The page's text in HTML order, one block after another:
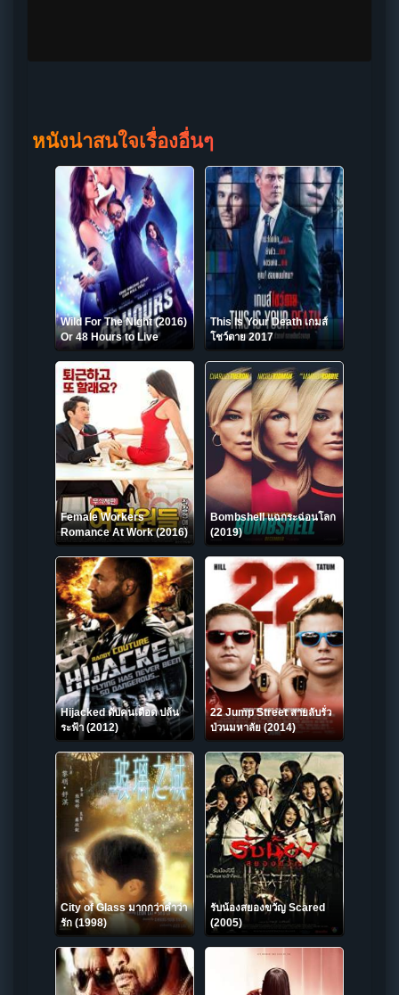
หนังน่าสนใจเรื่องอื่นๆ
Wild For The Night (2016)
Or 48 Hours to Live
This Is Your Death เกมส์
โชว์ตาย 2017
Female Workers
Romance At Work (2016)
Bombshell แฉกระฉ่อนโลก
(2019)
Hijacked ดับคนเดือด ปล้น
ระฟ้า (2012)
22 Jump Street สายลับรั่ว
ป่วนมหาลัย (2014)
City of Glass มากกว่าคำว่า
รัก (1998)
รับน้องสยองขวัญ Scared
(2005)